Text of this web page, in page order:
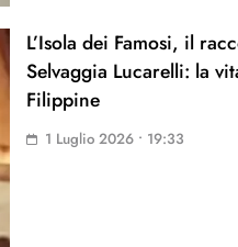
L’Isola dei Famosi, il
Selvaggia Lucarelli: la
Filippine
1 Luglio 2026 • 19:33